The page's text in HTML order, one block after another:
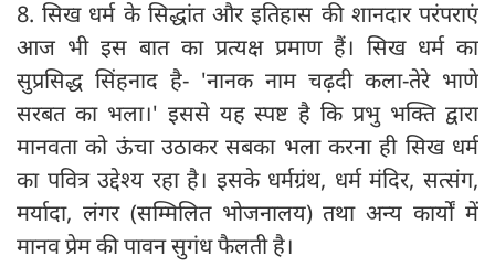
8. सिख धर्म के सिद्धांत और इतिहास की शानदार परंपराएं
आज भी इस बात का प्रत्यक्ष प्रमाण हैं। सिख धर्म का
सुप्रसिद्ध सिंहनाद है- 'नानक नाम चढ़दी कला-तेरे भाणे
सरबत का भला।' इससे यह स्पष्ट है कि प्रभु भक्ति द्वारा
मानवता को ऊंचा उठाकर सबका भला करना ही सिख धर्म
का पवित्र उद्देश्य रहा है। इसके धर्मग्रंथ, धर्म मंदिर, सत्संग,
मर्यादा, लंगर (सम्मिलित भोजनालय) तथा अन्य कार्यों में
मानव प्रेम की पावन सुगंध फैलती है।